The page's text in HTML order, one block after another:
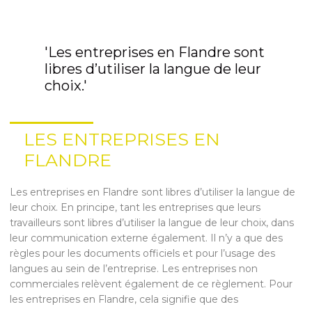
'Les entreprises en Flandre sont
libres d’utiliser la langue de leur
choix.'
LES ENTREPRISES EN
FLANDRE
Les entreprises en Flandre sont libres d’utiliser la langue de
leur choix. En principe, tant les entreprises que leurs
travailleurs sont libres d’utiliser la langue de leur choix, dans
leur communication externe également. Il n’y a que des
règles pour les documents officiels et pour l’usage des
langues au sein de l’entreprise. Les entreprises non
commerciales relèvent également de ce règlement. Pour
les entreprises en Flandre, cela signifie que des